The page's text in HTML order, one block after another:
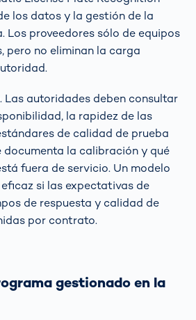
los datos y la gestión de la
Los proveedores sólo de equipos
pero no eliminan la carga
. Las autoridades deben consultar
la rapidez de las
de calidad de prueba
documenta la calibración y qué
fuera de servicio. Un modelo
si las expectativas de
de respuesta y calidad de
por contrato.
gestionado en la